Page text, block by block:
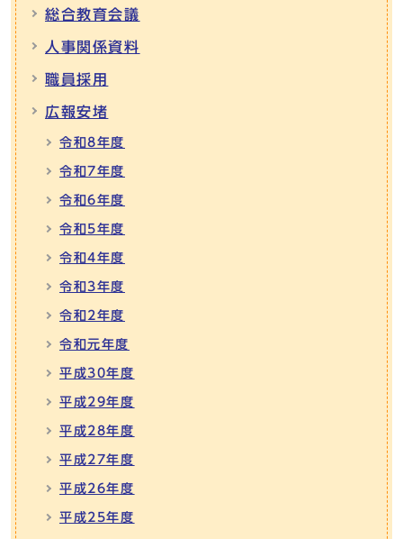
総合教育会議
人事関係資料
職員採用
広報安堵
令和8年度
令和7年度
令和6年度
令和5年度
令和4年度
令和3年度
令和2年度
令和元年度
平成30年度
平成29年度
平成28年度
平成27年度
平成26年度
平成25年度